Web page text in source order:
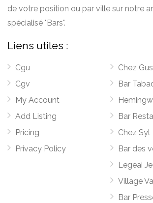
de votre position ou par ville sur notre
spécialisé "Bars".
Liens utiles :
Cgu
Cgv
My Account
Add Listing
Pricing
Privacy Policy
Chez
Bar
Bar
Chez Syl
Bar des
Legeai
Village
Bar